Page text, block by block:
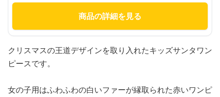
商品の詳細を見る
クリスマスの王道デザインを取り入れたキッズサンタワン
ピースです。
女の子用はふわふわの白いファーが縁取られた赤いワンピ